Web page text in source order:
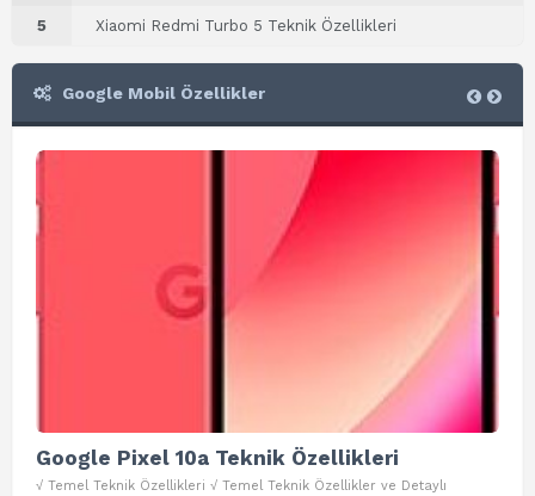
5 Xiaomi Redmi Turbo 5 Teknik Özellikleri
Google Mobil Özellikler
Google Pixel 10a Teknik Özellikleri
√ Temel Teknik Özellikleri √ Temel Teknik Özellikler ve Detaylı